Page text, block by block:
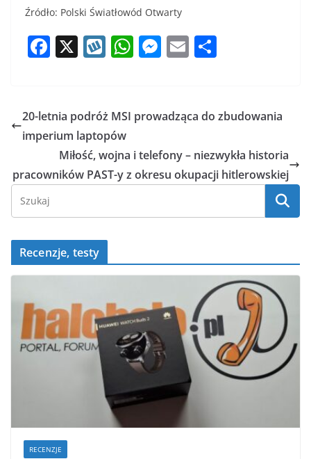
Źródło: Polski Światłowód Otwarty
F
e
b
o
o
X W
o
p
W
s
p
p
M
e
g
er
E
l e
20-letnia podróż MSI prowadząca do zbudowania
imperium laptopów
Miłość, wojna i telefony – niezwykła historia
pracowników PAST-y z okresu okupacji hitlerowskiej
Recenzje, testy
RECENZJE